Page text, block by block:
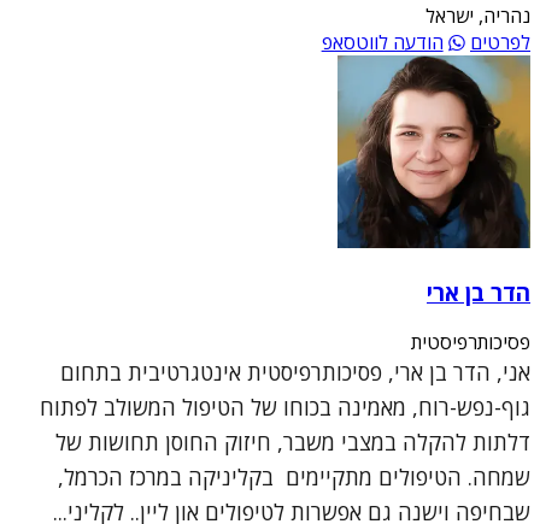
נהריה, ישראל
לפרטים
הודעה לווטסאפ
הדר בן ארי
פסיכותרפיסטית
אני, הדר בן ארי, פסיכותרפיסטית אינטגרטיבית בתחום
גוף-נפש-רוח, מאמינה בכוחו של הטיפול המשולב לפתוח
דלתות להקלה במצבי משבר, חיזוק החוסן תחושות של
שמחה. הטיפולים מתקיימים בקליניקה במרכז הכרמל,
שבחיפה וישנה גם אפשרות לטיפולים און ליין.. לקליני...